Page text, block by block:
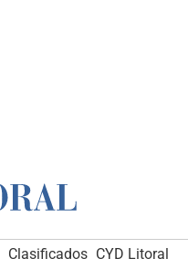
Clasificados CYD Litoral